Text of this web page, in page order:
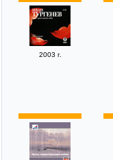
2003 г.